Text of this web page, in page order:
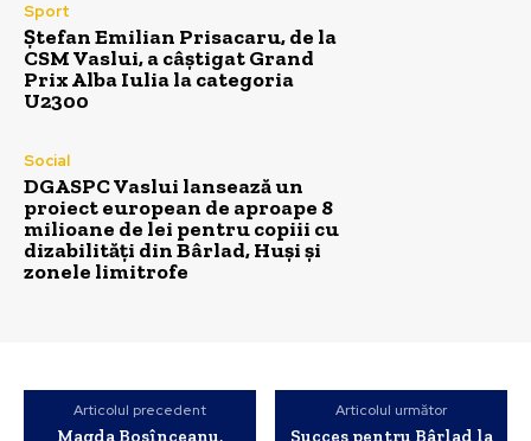
Sport
Ștefan Emilian Prisacaru, de la
CSM Vaslui, a câștigat Grand
Prix Alba Iulia la categoria
U2300
Social
DGASPC Vaslui lansează un
proiect european de aproape 8
milioane de lei pentru copiii cu
dizabilități din Bârlad, Huși și
zonele limitrofe
Articolul precedent Articolul următor